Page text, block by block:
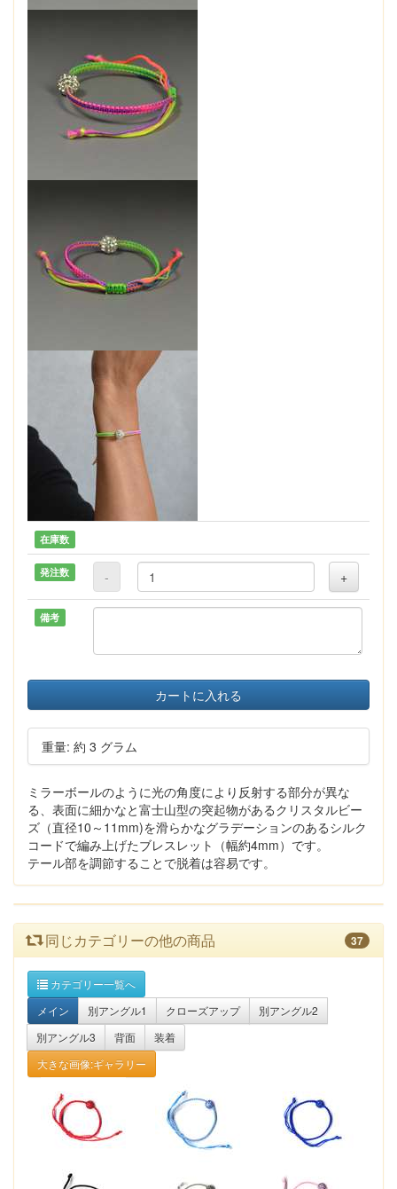
在庫数
発注数 - +
備考
カートに入れる
重量: 約 3 グラム
ミラーボールのように光の角度により反射する部分が異な
る、表面に細かなと富士山型の突起物があるクリスタルビー
ズ（直径10～11mm)を滑らかなグラデーションのあるシルク
コードで編み上げたブレスレット（幅約4mm）です。
テール部を調節することで脱着は容易です。
同じカテゴリーの他の商品 37
カテゴリー一覧へ
メイン
別アングル1 クローズアップ
別アングル2
別アングル3
背面
装着
大きな画像:ギャラリー